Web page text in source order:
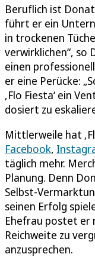
Beruflich ist
führt er ein
in trockenen
verwirklichen“, so
einen
er eine Perücke:
‚Flo Fiesta‘ ein
dosiert zu
Mittlerweile hat
Facebook,
täglich mehr.
Planung. Denn
Selbst-
seinen Erfolg
Ehefrau postet er
Reichweite zu
anzusprechen.